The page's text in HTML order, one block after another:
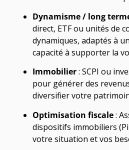
Dynamisme / long
direct, ETF ou unités de
dynamiques, adaptés à
capacité à supporter la
Immobilier: SCPI ou
pour générer des
diversifier votre
Optimisation fiscale:
dispositifs immobiliers
votre situation et vos